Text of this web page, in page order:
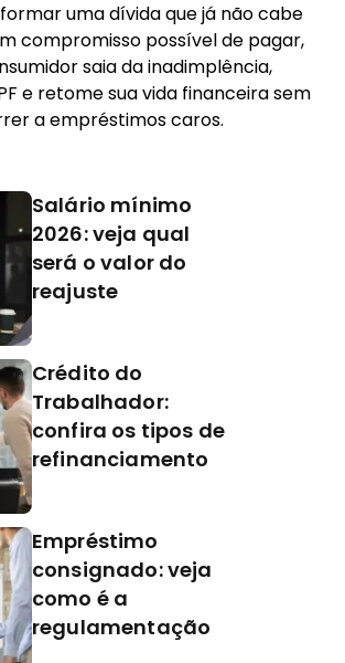
uma dívida que já não cabe
compromisso possível de pagar,
saia da inadimplência,
e retome sua vida financeira sem
a empréstimos caros.
Salário mínimo
2026: veja qual
será o valor do
reajuste
Crédito do
Trabalhador:
confira os tipos de
refinanciamento
Empréstimo
consignado: veja
como é a
regulamentação